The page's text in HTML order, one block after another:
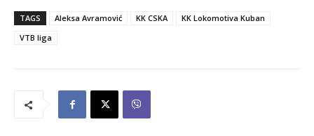
TAGS Aleksa Avramović KK CSKA
KK Lokomotiva Kuban
VTB liga